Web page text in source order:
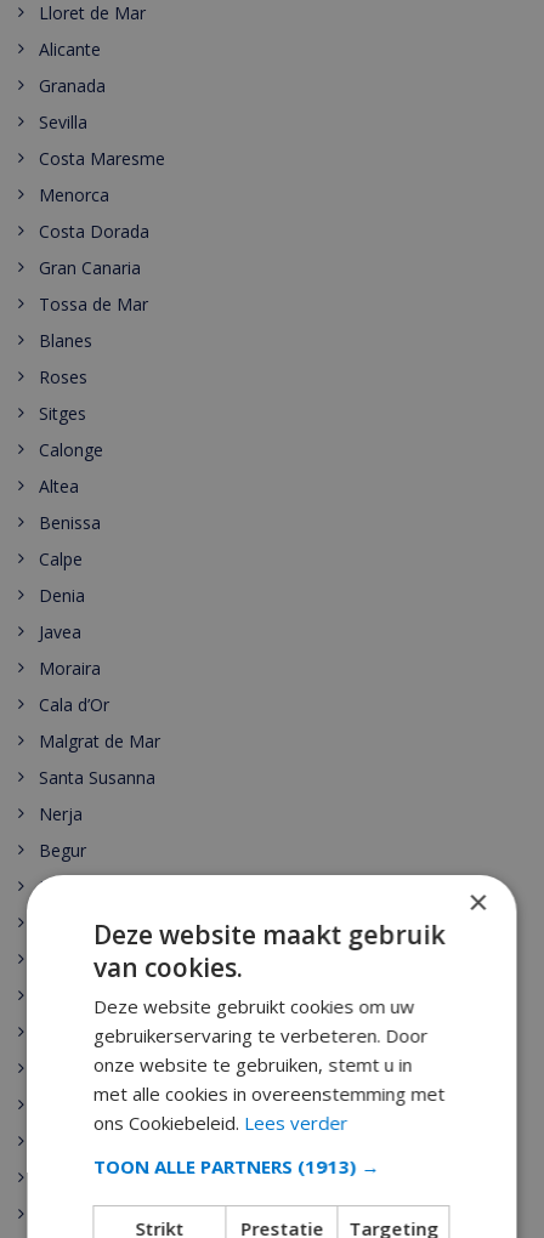
Lloret de Mar
Alicante
Granada
Sevilla
Costa Maresme
Menorca
Costa Dorada
Gran Canaria
Tossa de Mar
Blanes
Roses
Sitges
Calonge
Altea
Benissa
Calpe
Denia
Javea
Moraira
Cala d’Or
Malgrat de Mar
Santa Susanna
Nerja
Begur
Escala
Palamos
Playa de Aro
Sant Antoni de Calonge
Tamariu
Pineda de Mar
×
Deze website maakt gebruik
van cookies.
Deze website gebruikt cookies om uw
gebruikerservaring te verbeteren. Door
onze website te gebruiken, stemt u in
met alle cookies in overeenstemming met
ons Cookiebeleid. Lees verder
TOON ALLE PARTNERS (1913) →
Strikt
Prestatie Targeting